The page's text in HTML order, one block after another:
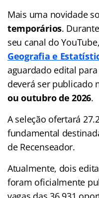
Mais uma novidade
temporários.
seu canal do
Geografia e
aguardado edital
deverá ser publicado
ou outubro de 2026.
A seleção ofertará
fundamental
de Recenseador.
Atualmente, dois
foram oficialmente